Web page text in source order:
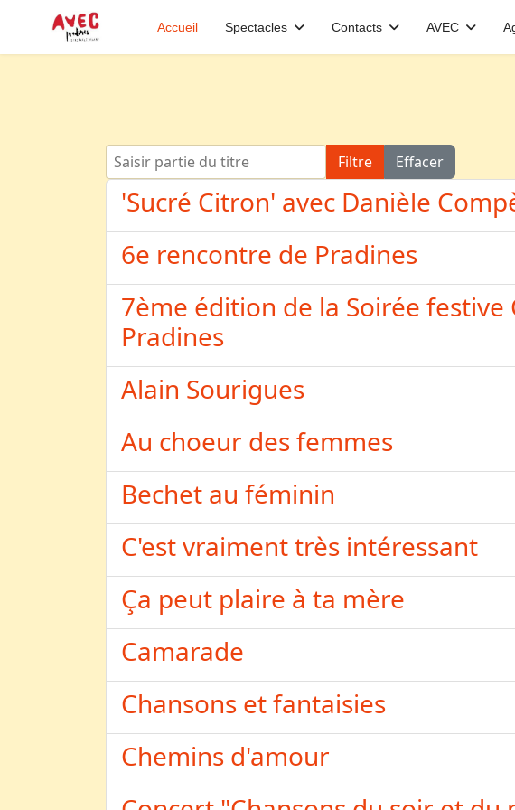
Accueil Spectacles Contacts AVEC
Saisir partie du titre Filtre Effacer
'Sucré Citron' avec Danièle
6e rencontre de Pradines
7ème édition de la Soirée festive
Pradines
Alain Sourigues
Au choeur des femmes
Bechet au féminin
C'est vraiment très intéressant
Ça peut plaire à ta mère
Camarade
Chansons et fantaisies
Chemins d'amour